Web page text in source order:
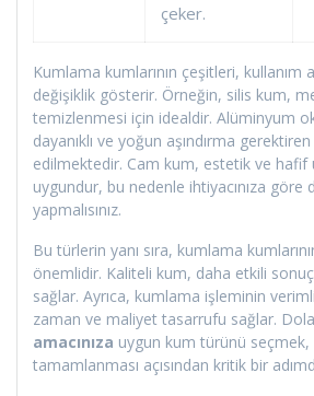
çeker.
Kumlama kumlarının çeşitleri, kullanım
değişiklik gösterir. Örneğin, silis kum,
temizlenmesi için idealdir. Alüminyum
dayanıklı ve yoğun aşındırma
edilmektedir. Cam kum, estetik ve hafif
uygundur, bu nedenle ihtiyacınıza göre
yapmalısınız.
Bu türlerin yanı sıra, kumlama
önemlidir. Kaliteli kum, daha etkili
sağlar. Ayrıca, kumlama işleminin
zaman ve maliyet tasarrufu sağlar.
amacınıza uygun kum türünü seçmek,
tamamlanması açısından kritik bir